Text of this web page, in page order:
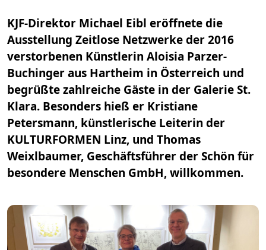
KJF-Direktor Michael Eibl eröffnete die
Ausstellung Zeitlose Netzwerke der 2016
verstorbenen Künstlerin Aloisia Parzer-
Buchinger aus Hartheim in Österreich und
begrüßte zahlreiche Gäste in der Galerie St.
Klara. Besonders hieß er Kristiane
Petersmann, künstlerische Leiterin der
KULTURFORMEN Linz, und Thomas
Weixlbaumer, Geschäftsführer der Schön für
besondere Menschen GmbH, willkommen.